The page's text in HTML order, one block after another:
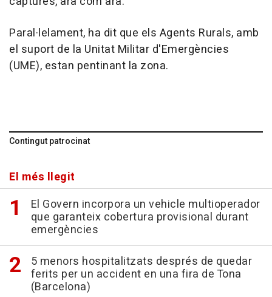
Paral·lelament, ha dit que els Agents Rurals, amb
el suport de la Unitat Militar d'Emergències
(UME), estan pentinant la zona.
Contingut patrocinat
El més llegit
El Govern incorpora un vehicle multioperador
que garanteix cobertura provisional durant
emergències
5 menors hospitalitzats després de quedar
ferits per un accident en una fira de Tona
(Barcelona)